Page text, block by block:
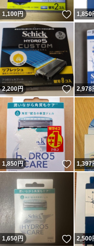
1,100円 いい
1,850
2,200円 いい
2,978
1,850円 いい
1,397
1,650円 いい
2,500